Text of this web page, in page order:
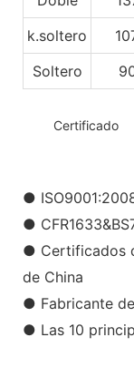
k.soltero
Soltero
Certificado
●
●
● Certificados
de China
● Fabricante
● Las 10